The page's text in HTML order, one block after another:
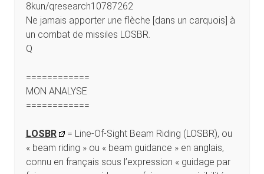
8kun/qresearch10787262
Ne jamais apporter une flèche [dans un carquois] à
un combat de missiles LOSBR.
Q
============
MON ANALYSE
============
LOSBR
= Line-Of-Sight Beam Riding (LOSBR), ou
« beam riding » ou « beam guidance » en anglais,
connu en français sous l’expression « guidage par